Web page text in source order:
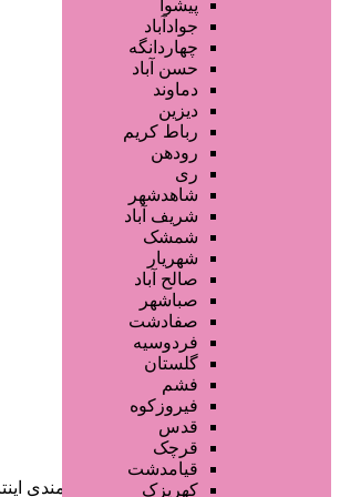
محصولات پوست
محصولات مو
محصولات آرایشی
تجهیزات سالن زیبایی
خدمات دندانپزشکی
سایر خدمات
پیشوا
جوادآباد
چهاردانگه
حسن آباد
دماوند
دیزین
رباط کریم
رودهن
ری
شاهدشهر
شریف آباد
شمشک
شهریار
صالح آباد
صباشهر
صفادشت
فردوسیه
گلستان
فشم
فیروزکوه
قدس
قرچک
قیامدشت
کهریزک
صفحه اصلی
آگهی انبوه
طراحی سایت
صفحه اختصاصی
لیست سایتهای تبلیغاتی
دسته‌بندی‌ها
/ محصولات برچسب خورده “نیازمندی